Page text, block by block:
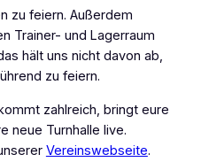
zu feiern. Außerdem
Trainer- und Lagerraum
hält uns nicht davon ab,
zu feiern.
zahlreich, bringt eure
neue Turnhalle live.
Vereinswebseite.